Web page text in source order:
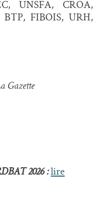
UNSFA, CROA,
FIBOIS, URH,
Gazette
2026 : lire